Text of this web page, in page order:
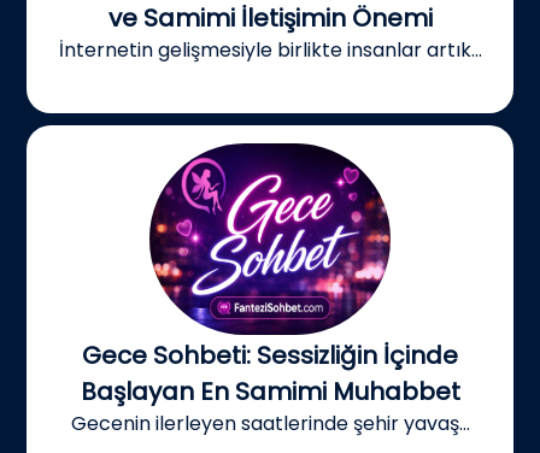
ve Samimi İletişimin Önemi
İnternetin gelişmesiyle birlikte insanlar artık...
Gece Sohbeti: Sessizliğin İçinde
Başlayan En Samimi Muhabbet
Gecenin ilerleyen saatlerinde şehir yavaş...